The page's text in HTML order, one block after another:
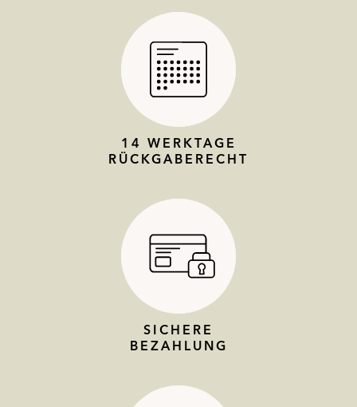
14 WERKTAGE
RÜCKGABERECHT
SICHERE
BEZAHLUNG